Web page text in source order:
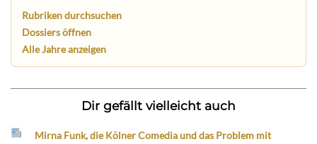
Rubriken durchsuchen
Dossiers öffnen
Alle Jahre anzeigen
Dir gefällt vielleicht auch
Mirna Funk, die Kölner Comedia und das Problem mit